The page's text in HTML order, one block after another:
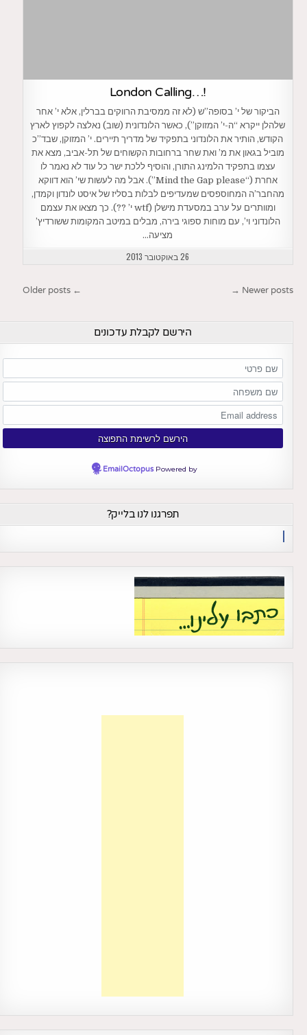
!…London Calling
הביקור של י’ בסופה”ש (לא זה ממסיבת הרווקים בברלין, אלא י’ אחר
שלהלן ייקרא “ה-י’ המזוקן”), כאשר הלונדונית (שוב) נאלצה לקפוץ לארץ
הקודש, הותיר את הלונדוני בתפקיד של מדריך תיירים. י’ המזוקן, שבד”כ
מוביל בגאון את מ’ ואת שחר ברחובות הקשוחים של תל-אביב, מצא את
עצמו בתפקיד הלמינג התורן, והוסיף ללכת ישר כל עוד לא נאמר לו
אחרת (“Mind the Gap please”). אבל מה לעשות שי’ הוא דווקא
מהחבר’ה המחוספסים שמעדיפים לבלות בסליז של איסט לונדון וקמדן,
ומוותרים על ערב במסעדת מישלן (wtf י’ ??). כך מצאו את עצמם
הלונדוני וי’, עם מוחות ספוגי בירה, מבלים במיטב המקומות ששורדיץ’
מציעה…
26 באוקטובר 2013
ניווט ← Older posts Newer posts →
הירשם לקבלת עדכונים
Powered by
EmailOctopus
תפרגנו לנו בלייק?